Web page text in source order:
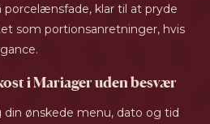
klar til at pryde
som portionsanretninger, hvis
i Mariager uden besvær
ønskede menu, dato og tid